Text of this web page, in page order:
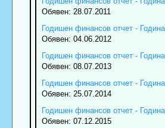
Обявен: 28.07.2011
Годишен финансов отчет -
Обявен: 04.06.2012
Годишен финансов отчет -
Обявен: 08.07.2013
Годишен финансов отчет -
Обявен: 25.07.2014
Годишен финансов отчет -
Обявен: 07.12.2015